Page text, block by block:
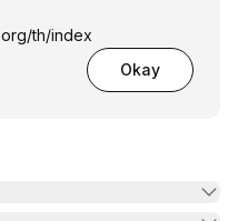
th/index
Okay